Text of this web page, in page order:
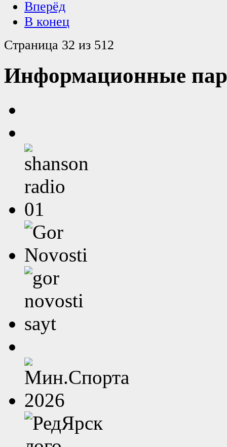
Вперёд
В конец
Страница 32 из 512
Информационные